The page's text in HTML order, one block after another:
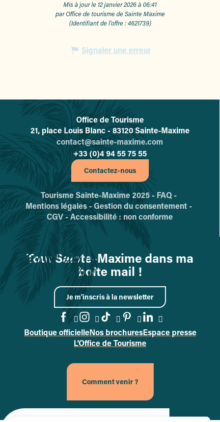
Mis à jour le 12 janvier 2026 à 06:41
par Office de tourisme de Sainte Maxime
(Identifiant de l'offre :4621739)
Signaler une erreur
L'office de tourisme de Sainte-
Office de Tourisme
21, place Louis Blanc - 83120 Sainte-Maxime
contact@sainte-maxime.com
+33 (0)4 94 55 75 55
Contactez-nous
Tourisme Sainte-Maxime 2025 - FAQ -
Mentions légales -Gestion du consentement -
CGV -Accessibilité : non conforme
Tout Sainte-Maxime dans ma
boîte mail !
Je m'inscris à la newsletter
Accéder à la page Facebook
Accéder à la page
Accéder à la page
Accéder à la
Accéder à la
Boutique officielleNos brochuresEspace presse
L’Office de Tourisme
Comment venir ?